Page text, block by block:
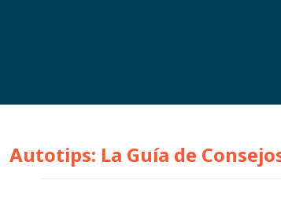
Autotips: La Guía de